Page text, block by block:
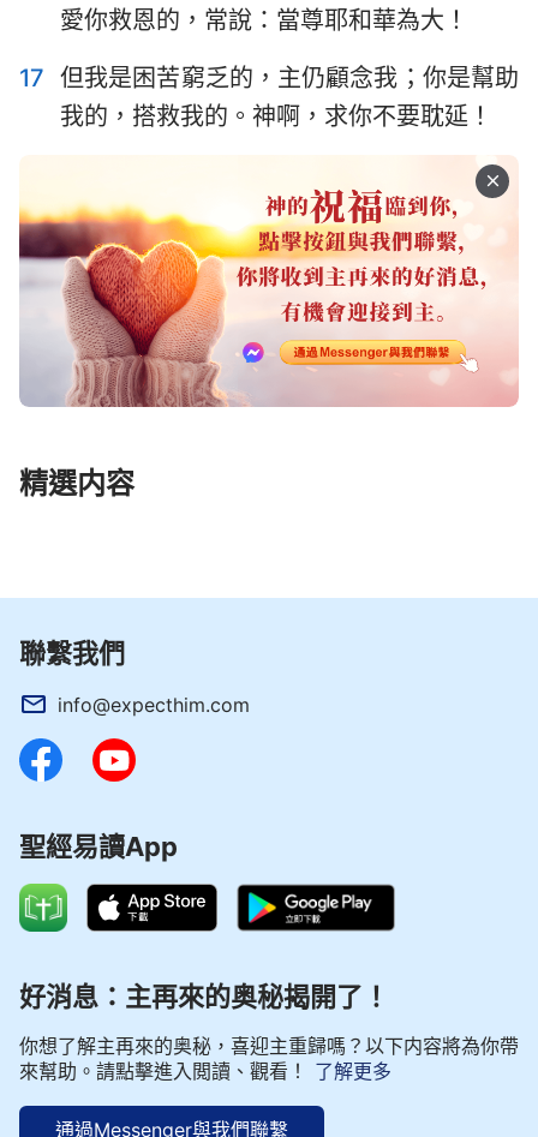
127
128 129 130 131 132
133
134
135 136 137 138 139
140
141
142 143 144 145 146
147
愛你救恩的，常說：當尊耶和華為大！
17 但我是困苦窮乏的，主仍顧念我；你是幫助
我的，搭救我的。神啊，求你不要耽延！
精選内容
聯繫我們
info@expecthim.com
聖經易讀App
好消息：主再來的奥秘揭開了！
你想了解主再來的奥秘，喜迎主重歸嗎？以下内容將為你帶
來幫助。請點擊進入閲讀、觀看！
了解更多
通過Messenger與我們聯繫